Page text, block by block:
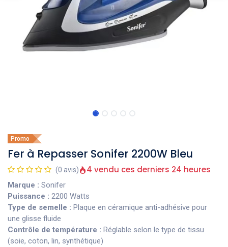
Promo
Fer à Repasser Sonifer 2200W Bleu
(0 avis) 4 vendu ces derniers 24 heures
Marque : Sonifer
Puissance : 2200 Watts
Type de semelle : Plaque en céramique anti-adhésive pour
une glisse fluide
Contrôle de température : Réglable selon le type de tissu
(soie, coton, lin, synthétique)